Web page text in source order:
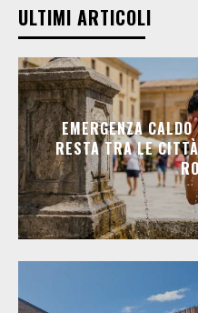
ULTIMI ARTICOLI
EMERGENZA
RESTA TRA LE